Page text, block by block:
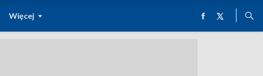
Więcej